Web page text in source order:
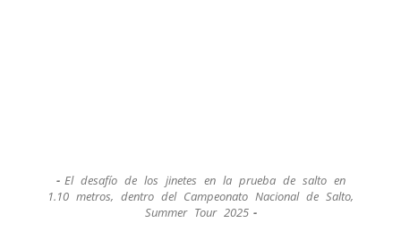
El desafío de los jinetes en la prueba de salto en
1.10 metros, dentro del Campeonato Nacional de Salto,
Summer Tour 2025